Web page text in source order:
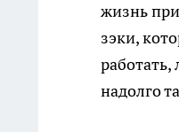
жизнь
зэки,
надолго